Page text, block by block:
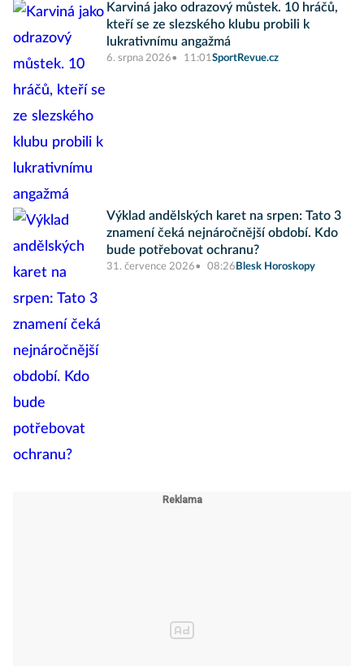
Karviná jako odrazový můstek. 10 hráčů,
kteří se ze slezského klubu probili k
lukrativnímu angažmá
6. srpna 2026 11:01SportRevue.cz
Výklad andělských karet na srpen: Tato 3
znamení čeká nejnáročnější období. Kdo
bude potřebovat ochranu?
31. července 2026 08:26 Blesk Horoskopy